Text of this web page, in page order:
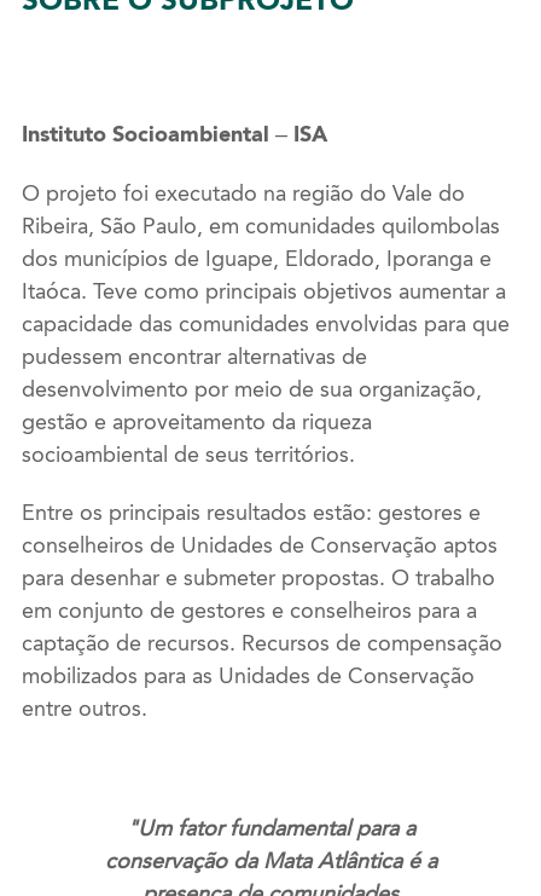
Instituto Socioambiental – ISA
O projeto foi executado na região do Vale do
Ribeira, São Paulo, em comunidades quilombolas
dos municípios de Iguape, Eldorado, Iporanga e
Itaóca. Teve como principais objetivos aumentar a
capacidade das comunidades envolvidas para que
pudessem encontrar alternativas de
desenvolvimento por meio de sua organização,
gestão e aproveitamento da riqueza
socioambiental de seus territórios.
Entre os principais resultados estão: gestores e
conselheiros de Unidades de Conservação aptos
para desenhar e submeter propostas. O trabalho
em conjunto de gestores e conselheiros para a
captação de recursos. Recursos de compensação
mobilizados para as Unidades de Conservação
entre outros.
"Um fator fundamental para a
conservação da Mata Atlântica é a